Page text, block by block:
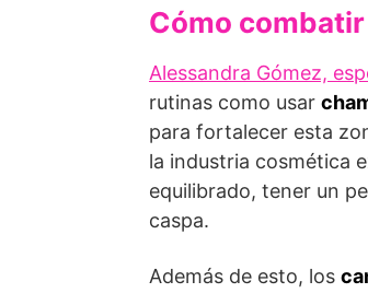
Cómo
Alessandra Gómez,
rutinas como usar
para fortalecer esta
la industria cosmética
equilibrado, tener un
caspa.
Además de esto, los